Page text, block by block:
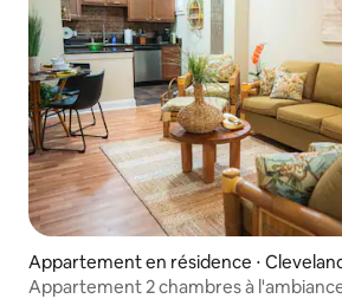
Appartement en résidence ⋅
Appartement 2 chambres à